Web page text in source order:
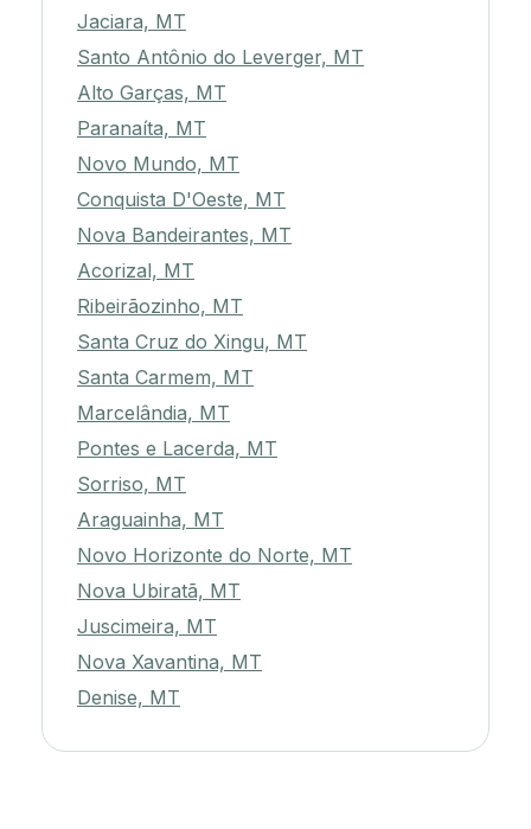
Jaciara, MT
Santo Antônio do Leverger, MT
Alto Garças, MT
Paranaíta, MT
Novo Mundo, MT
Conquista D'Oeste, MT
Nova Bandeirantes, MT
Acorizal, MT
Ribeirãozinho, MT
Santa Cruz do Xingu, MT
Santa Carmem, MT
Marcelândia, MT
Pontes e Lacerda, MT
Sorriso, MT
Araguainha, MT
Novo Horizonte do Norte, MT
Nova Ubiratã, MT
Juscimeira, MT
Nova Xavantina, MT
Denise, MT